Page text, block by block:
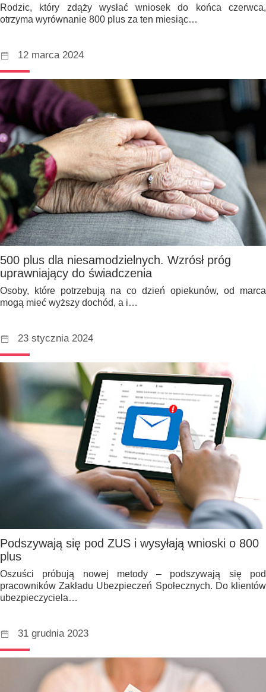
Rodzic, który zdąży wysłać wniosek do końca czerwca,
otrzyma wyrównanie 800 plus za ten miesiąc…
12 marca 2024
500 plus dla niesamodzielnych. Wzrósł próg
uprawniający do świadczenia
Osoby, które potrzebują na co dzień opiekunów, od marca
mogą mieć wyższy dochód, a i…
23 stycznia 2024
Podszywają się pod ZUS i wysyłają wnioski o 800
plus
Oszuści próbują nowej metody – podszywają się pod
pracowników Zakładu Ubezpieczeń Społecznych. Do klientów
ubezpieczyciela…
31 grudnia 2023